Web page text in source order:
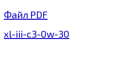
Файл PDF
xl-iii-c3-0w-30